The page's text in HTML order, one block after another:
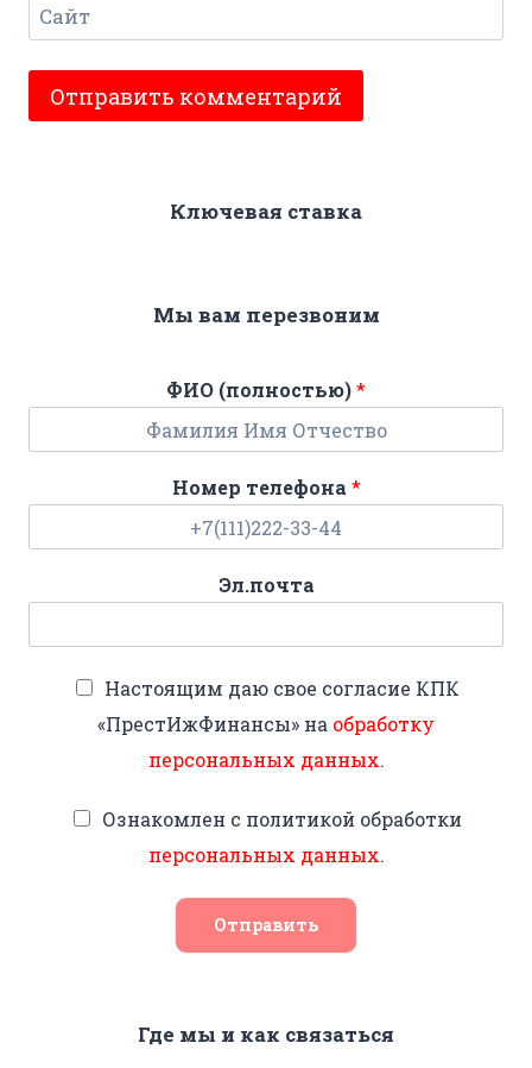
Сайт
Ключевая ставка
Мы вам перезвоним
ФИО (полностью)*
Номер телефона *
Эл.почта
Настоящим даю свое согласие КПК
«ПрестИжФинансы» на обработку
персональных данных.
Ознакомлен с политикой обработки
персональных данных.
Отправить
Где мы и как связаться